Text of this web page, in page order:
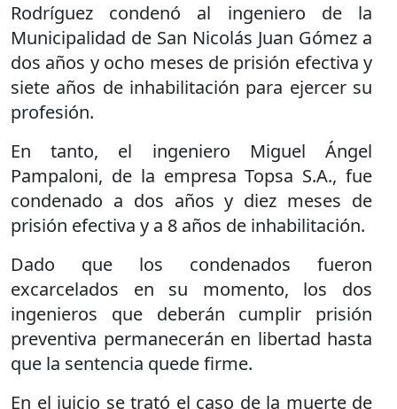
Rodríguez condenó al ingeniero de la
Municipalidad de San Nicolás Juan Gómez a
dos años y ocho meses de prisión efectiva y
siete años de inhabilitación para ejercer su
profesión.
En tanto, el ingeniero Miguel Ángel
Pampaloni, de la empresa Topsa S.A., fue
condenado a dos años y diez meses de
prisión efectiva y a 8 años de inhabilitación.
Dado que los condenados fueron
excarcelados en su momento, los dos
ingenieros que deberán cumplir prisión
preventiva permanecerán en libertad hasta
que la sentencia quede firme.
En el juicio se trató el caso de la muerte de